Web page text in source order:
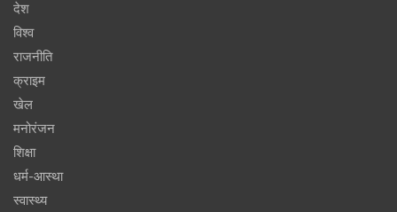
देश
विश्व
राजनीति
क्राइम
खेल
मनोरंजन
शिक्षा
धर्म-आस्था
स्वास्थ्य